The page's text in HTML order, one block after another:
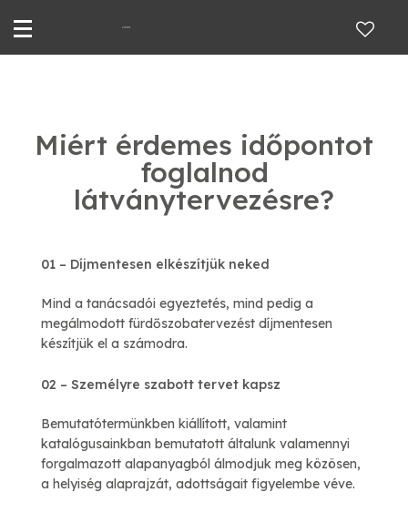
Miért érdemes időpontot
foglalnod
látványtervezésre?
01 – Díjmentesen elkészítjük neked
Mind a tanácsadói egyeztetés, mind pedig a
megálmodott fürdőszobatervezést díjmentesen
készítjük el a számodra.
02 – Személyre szabott tervet kapsz
Bemutatótermünkben kiállított, valamint
katalógusainkban bemutatott általunk valamennyi
forgalmazott alapanyagból álmodjuk meg közösen,
a helyiség alaprajzát, adottságait figyelembe véve.